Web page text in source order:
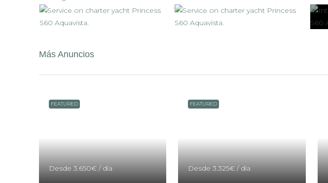
Más Anuncios
FEATURED
Desde 3.650€ / día
FEATURED
Desde3.325€ / día